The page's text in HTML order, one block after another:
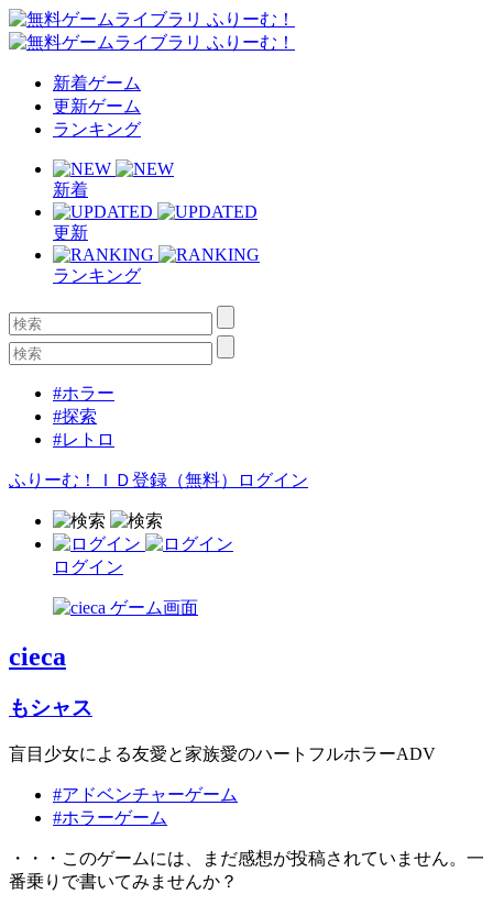
新着ゲーム
更新ゲーム
ランキング
新着
更新
ランキング
#ホラー
#探索
#レトロ
ふりーむ！ＩＤ登録（無料） ログイン
ログイン
cieca
もシャス
盲目少女による友愛と家族愛のハートフルホラーADV
#アドベンチャーゲーム
#ホラーゲーム
・・・このゲームには、まだ感想が投稿されていません。一
番乗りで書いてみませんか？